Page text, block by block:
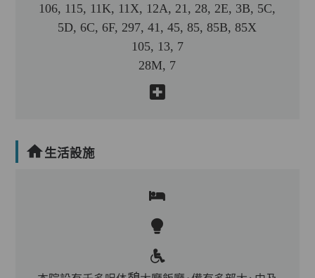
106, 115, 11K, 11X, 12A, 21, 28, 2E, 3B, 5C,
5D, 6C, 6F, 297, 41, 45, 85, 85B, 85X
105, 13, 7
28M, 7
生活設施